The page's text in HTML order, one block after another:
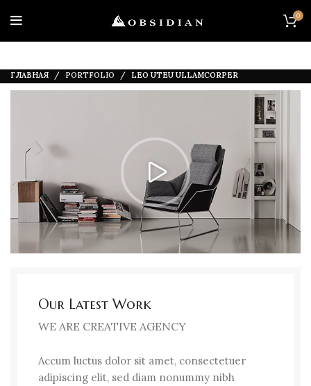
0
ГЛАВНАЯ PORTFOLIO LEO UTEU ULLAMCORPER
Our Latest Work
WE ARE CREATIVE AGENCY
Accum luctus dolor sit amet, consectetuer
adipiscing elit, sed diam nonummy nibh